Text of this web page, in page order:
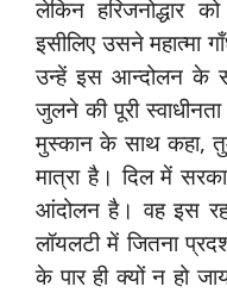
लेकिन हरिजनोद्धार
इसीलिए उसने महात्मा
उन्हें इस आन्दोलन के
जुलने की पूरी
मुस्कान के साथ कहा,
मात्रा है। दिल में
आंदोलन है। वह इस
लॉयलटी में जितना
के पार ही क्यों न हो